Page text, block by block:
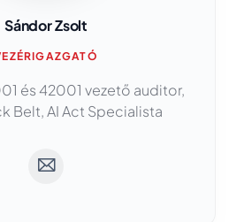
Sándor Zsolt
és 42001 vezető auditor,
Belt, AI Act Specialista